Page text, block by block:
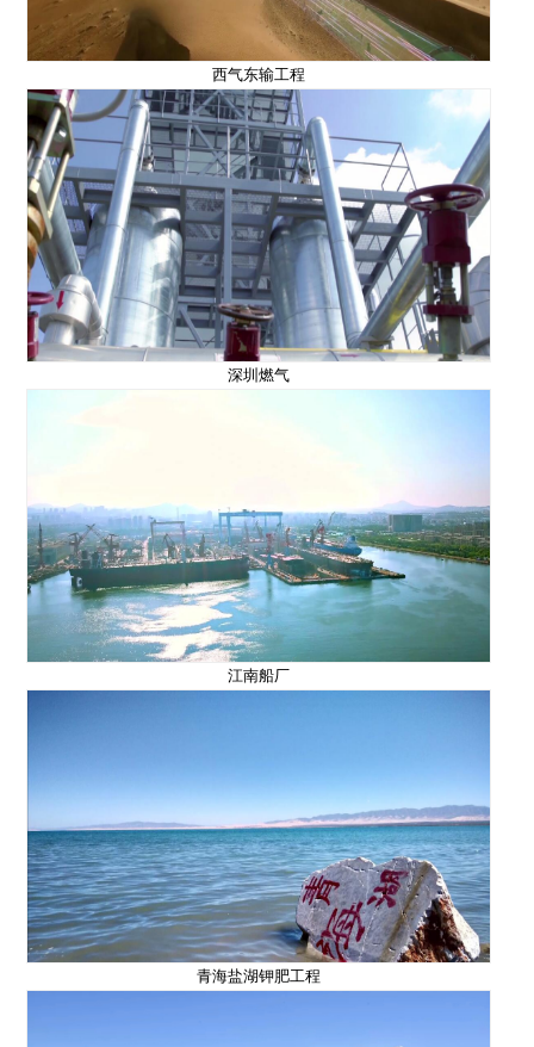
西气东输工程
深圳燃气
江南船厂
青海盐湖钾肥工程